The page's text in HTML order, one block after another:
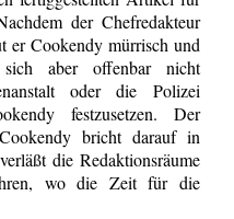
der Chefredakteur
er Cookendy mürrisch und
aber offenbar nicht
oder die Polizei
festzusetzen. Der
bricht darauf in
die Redaktionsräume
wo die Zeit für die